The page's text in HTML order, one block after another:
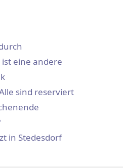
eine andere
sind reserviert
in Stedesdorf